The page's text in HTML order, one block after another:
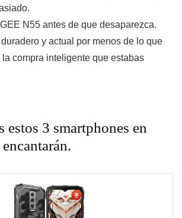
N55 antes de que desaparezca.
y actual por menos de lo que
compra inteligente que estabas
estos 3 smartphones en